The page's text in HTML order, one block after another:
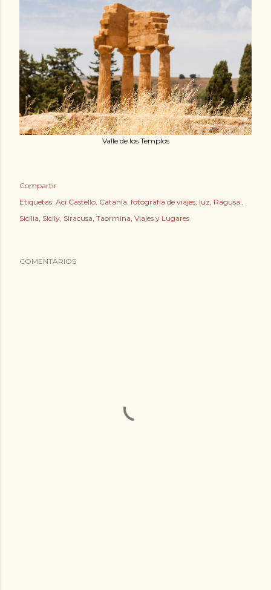
Valle de los Templos
Compartir
Etiquetas: Aci Castello Catania fotografía de viajes luz Ragusa.
Sicilia Sicily Siracusa Taormina Viajes y Lugares
COMENTARIOS